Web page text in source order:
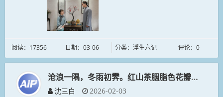
阅读：17356 日期：03-06 分类：浮生六记 评论：0
沧浪一隅，冬雨初霁。红山茶胭脂色花瓣经雨浸润
沈三白
2026-02-03